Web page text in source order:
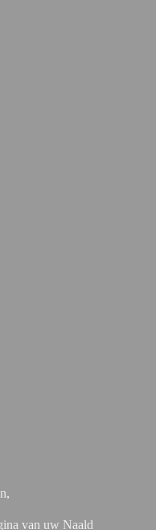
van uw Naald